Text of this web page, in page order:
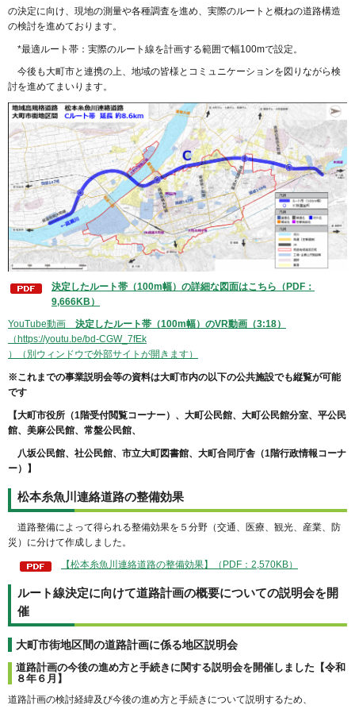
の決定に向け、現地の測量や各種調査を進め、実際のルートと概ねの道路構造
の検討を進めております。
*最適ルート帯：実際のルート線を計画する範囲で幅100mで設定。
今後も大町市と連携の上、地域の皆様とコミュニケーションを図りながら検
討を進めてまいります。
決定したルート帯（100m幅）の詳細な図面はこちら（PDF：
9,666KB）
YouTube動画 決定したルート帯（100m幅）のVR動画（3:18）
（https://youtu.be/bd-CGW_7fEk
）（別ウィンドウで外部サイトが開きます）
※これまでの事業説明会等の資料は大町市内の以下の公共施設でも縦覧が可能
です
【大町市役所（1階受付閲覧コーナー）、大町公民館、大町公民館分室、平公民
館、美麻公民館、常盤公民館、
八坂公民館、社公民館、市立大町図書館、大町合同庁舎（1階行政情報コーナ
ー）】
松本糸魚川連絡道路の整備効果
道路整備によって得られる整備効果を５分野（交通、医療、観光、産業、防
災）に分けて作成しました。
【松本糸魚川連絡道路の整備効果】（PDF：2,570KB）
ルート線決定に向けて道路計画の概要についての説明会を開
催
大町市街地区間の道路計画に係る地区説明会
道路計画の今後の進め方と手続きに関する説明会を開催しました【令和
８年６月】
道路計画の検討経緯及び今後の進め方と手続きについて説明するため、